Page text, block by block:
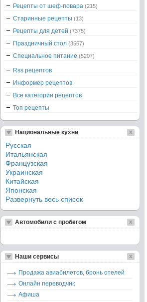
Рецепты от шеф-повара (215)
Старинные рецепты (13)
Рецепты для детей (7375)
Праздничный стол (3567)
Специальное питание (5207)
Rss рецептов
Информер рецептов
Все категории рецептов
Топ рецепты
Национальные кухни
Русская
Итальянская
Французская
Украинская
Китайская
Японская
Развернуть весь список
Автомобили с пробегом
Наши сервисы
Продажа авиабилетов, бронь отелей
Онлайн переводчик
Афиша